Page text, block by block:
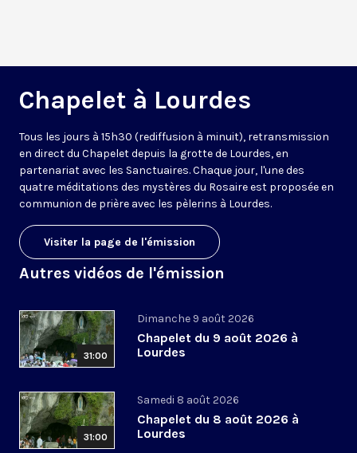
Chapelet à Lourdes
Tous les jours à 15h30 (rediffusion à minuit), retransmission
en direct du Chapelet depuis la grotte de Lourdes, en
partenariat avec les Sanctuaires. Chaque jour, l'une des
quatre méditations des mystères du Rosaire est proposée en
communion de prière avec les pèlerins à Lourdes.
Visiter la page de l'émission
Autres vidéos de l'émission
31:00
Dimanche 9 août 2026
Chapelet du 9 août 2026 à
Lourdes
31:00
Samedi 8 août 2026
Chapelet du 8 août 2026 à
Lourdes